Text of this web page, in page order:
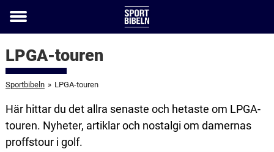
Toggle
LPGA-touren
Sportbibeln » LPGA-touren
Här hittar du det allra senaste och hetaste om LPGA-
touren. Nyheter, artiklar och nostalgi om damernas
proffstour i golf.